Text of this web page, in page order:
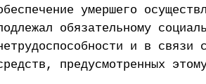
умершего
обязательному
и в
предусмотренных